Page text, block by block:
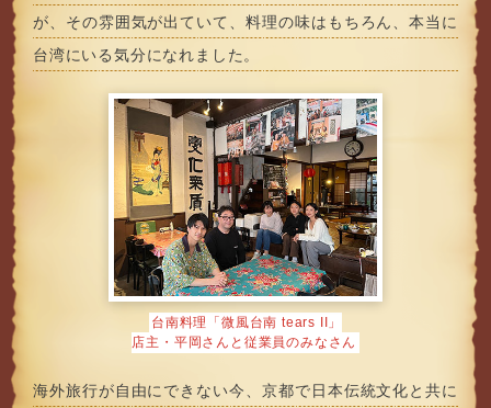
が、その雰囲気が出ていて、料理の味はもちろん、本当に
台湾にいる気分になれました。
台南料理「微風台南 tears II」
店主・平岡さんと従業員のみなさん
海外旅行が自由にできない今、京都で日本伝統文化と共に